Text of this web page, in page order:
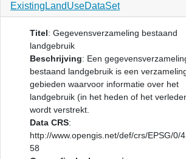
ExistingLandUseDataSet
Titel: Gegevensverzameling bestaand
landgebruik
Beschrijving: Een
bestaand landgebruik is een
gebieden waarvoor informatie over het
landgebruik (in het heden of het
wordt verstrekt.
Data CRS:
http://www.opengis.net/def/crs/EPSG/0/
58